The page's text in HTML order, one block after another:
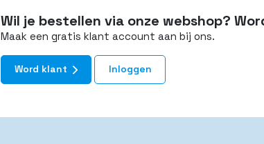
Wil je bestellen via onze webshop?
Maak een gratis klant account aan bij ons.
Word klant Inloggen